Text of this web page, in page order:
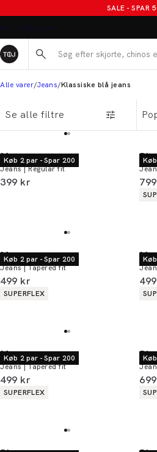
SALE - SPAR
ALTID GRATIS FRAGT TIL BUTIK
Søg her...
Alle varer Jeans Klassiske blå jeans
Se alle filtre
Køb 2 par - Spar 200
Morgan
Jeans | Regular fit
I alt (inkl. rabat)
399 kr I
Køb 2 par - Spar 200
Morgan
Jeans | Tapered fit
I alt (inkl. rabat)
499 kr
Produkt egenskaber
SUPERFLEX
I
Køb 2 par - Spar 200
Morgan
Jeans | Tapered fit
I alt (inkl. rabat)
499 kr
Produkt egenskaber
SUPERFLEX
I